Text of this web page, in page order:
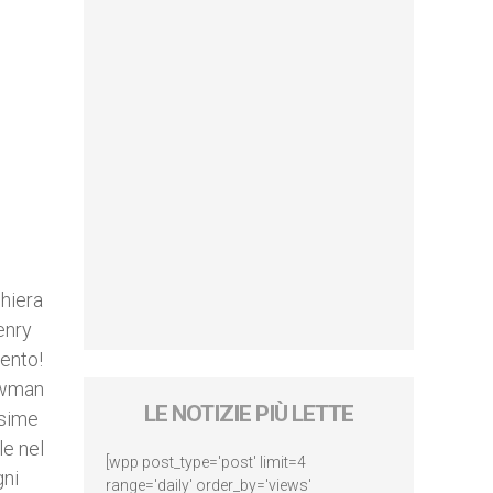
nel
LE NOTIZIE PIÙ LETTE
[wpp post_type='post' limit=4
range='daily' order_by='views'